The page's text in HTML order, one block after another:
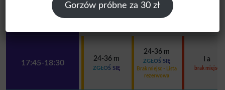
17:15-18:00
17:45-18:30
24-36 m
ZGŁOŚ SIĘ
24-36 m
ZGŁOŚ SIĘ
Brak miejsc - Lista
rezerwowa
I a
brak miejsc
Gorzów próbne za 30 zł